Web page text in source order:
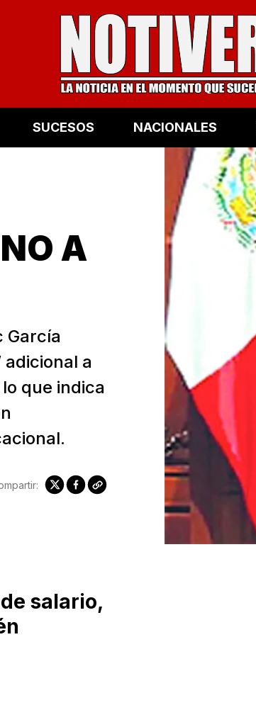
SUCESOS NACIONALES
A
García
a
que indica
salario,